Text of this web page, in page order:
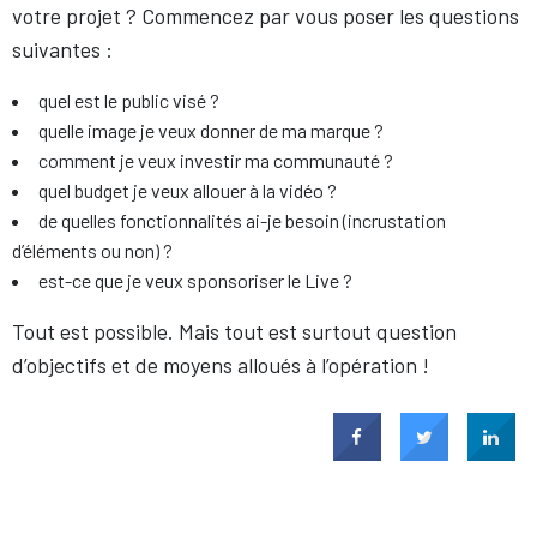
votre projet ? Commencez par vous poser les questions
suivantes :
quel est le public visé ?
quelle image je veux donner de ma marque ?
comment je veux investir ma communauté ?
quel budget je veux allouer à la vidéo ?
de quelles fonctionnalités ai-je besoin (incrustation
d’éléments ou non) ?
est-ce que je veux sponsoriser le Live ?
Tout est possible. Mais tout est surtout question
d’objectifs et de moyens alloués à l’opération !